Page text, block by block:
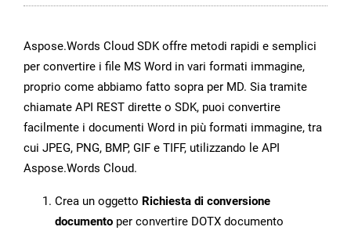
Aspose.Words Cloud SDK offre metodi rapidi e semplici
per convertire i file MS Word in vari formati immagine,
proprio come abbiamo fatto sopra per MD. Sia tramite
chiamate API REST dirette o SDK, puoi convertire
facilmente i documenti Word in più formati immagine, tra
cui JPEG, PNG, BMP, GIF e TIFF, utilizzando le API
Aspose.Words Cloud.
Crea un oggetto Richiesta di conversione
documento per convertire DOTX documento